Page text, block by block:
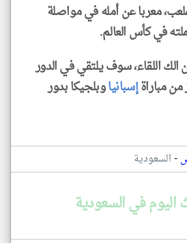
معربا عن أمله في مواصلة
في ⁠كأس العالم.
الك اللقاء، سوف يلتقي في الدور
من مباراةإسبانياوبلجيكا بدور
-السعودية
في السعودية